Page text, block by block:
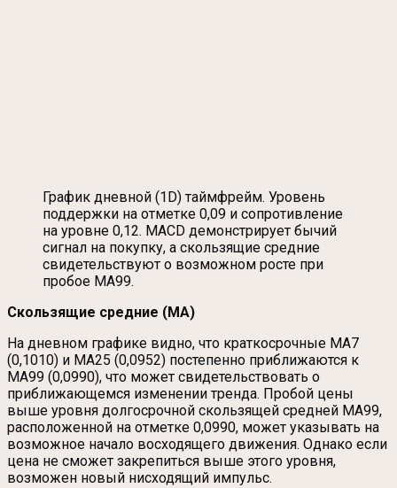
График дневной (1D) таймфрейм. Уровень
поддержки на отметке 0,09 и сопротивление
на уровне 0,12. MACD демонстрирует бычий
сигнал на покупку, а скользящие средние
свидетельствуют о возможном росте при
пробое MA99.
Скользящие средние (MA)
На дневном графике видно, что краткосрочные MA7
(0,1010) и MA25 (0,0952) постепенно приближаются к
MA99 (0,0990), что может свидетельствовать о
приближающемся изменении тренда. Пробой цены
выше уровня долгосрочной скользящей средней MA99,
расположенной на отметке 0,0990, может указывать на
возможное начало восходящего движения. Однако если
цена не сможет закрепиться выше этого уровня,
возможен новый нисходящий импульс.